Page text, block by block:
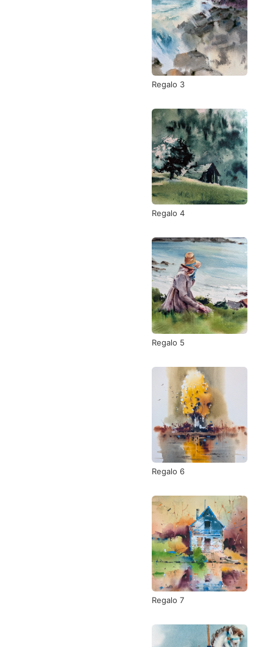
Regalo 3
Regalo 4
Regalo 5
Regalo 6
Regalo 7